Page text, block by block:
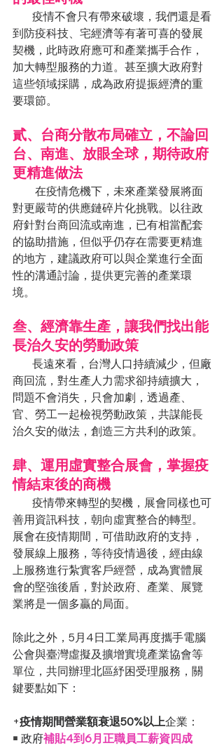
到防疫科技、宅經濟等有著可喜的發展
契機，此時政府應可和產業攜手合作，
加大轉型服務的力道。甚至擴大政府對
這些領域採購，成為政府提振經濟的重
要環節。
貳、台商分散布局確立，不論回
台、南進、放眼全球，期待政府
更精進做法
對更嚴苛的供應鏈碎片化挑戰。以往政
府針對台商回流或南進，已有相當配套
的協助措施，但似乎仍存在需要更精進
的地方，建議政府可以與企業進行全面
性的溝通討論，提供更完善的產業環
境。
叁、經濟靠生產，讓我們找出能
長治久安的勞動政策
商回流，對生產人力需求卻持續擴大，
問題不會消失，只會加劇，透過產、
官、勞工一起檢視勞動政策，共謀能長
治久安的做法，創造三方共利的政策。
肆、運用虛實整合展會，掌握疫
情結束後的商機
善用資訊科技，朝向虛實整合的轉型。
展會在疫情期間，可借助政府的支持，
發展線上服務，等待疫情過後，經由線
上服務進行紮實客戶經營，成為實體展
會的堅強後盾，對於政府、產業、展覽
業將是一個多贏的局面。
除此之外，5月4日工業局再度攜手電腦
公會與臺灣虛擬及擴增實境產業協會等
單位，共同辦理北區紓困受理服務，關
鍵要點如下：
+疫情期間營業額衰退50%以上企業：
￭ 政府補貼4到6月正職員工薪資四成